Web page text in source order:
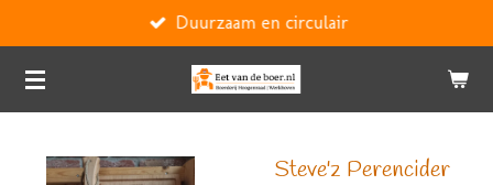
direct
naar
de
Duurzaam en circulair
Steve'z Perencider